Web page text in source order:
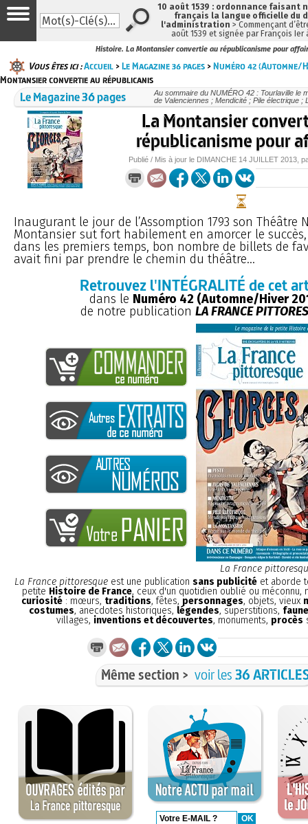
Histoire. La Montansier convertie au républicanisme pour
Vous êtes ici :Accueil >Le Magazine 36 pages >Numéro 42 (Automne/
Montansier convertie au républicanis
Le Magazine 36 pages
Au sommaire du NUMÉRO 42 : Tourlaville le
de Valenciennes ; Mendicité ; Pile électrique ;
La Montansier
républicanisme pour
Publié / Mis à jour le DIMANCHE 14 JUILLET 2013 ,
Inaugurant le jour de l’Assomption 1793 son Théâtre
Montansier sut fort habilement en amorcer le
dans les premiers temps, bon nombre de billets de
avait fini par prendre le chemin du théâtre...
Retrouvez l'INTÉGRALITÉ de cet
dans le Numéro 42 (Automne/Hiver
de notre publication LA FRANCE
La France
La France pittoresque est une publication sans publicité et aborde
petite Histoire de France, ceux d'un quotidien oublié ou méconnu,
curiosité : mœurs, traditions, fêtes, personnages, objets, vieux
costumes, anecdotes historiques, légendes, superstitions,
villages, inventions et découvertes, monuments, procès
Même section > voir les36
10 août 1539 : ordonnance faisant
français la langue officielle du
l'administration > Commençant
août 1539 et signée par François